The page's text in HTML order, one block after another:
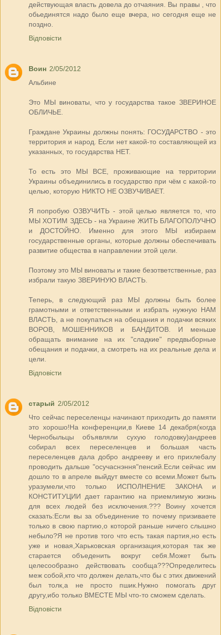
действующая власть довела до отчаяния. Вы правы , что
обьединятся надо было еще вчера, но сегодня еще не
поздно.
Відповісти
Воин 2/05/2012
Альбине
Это МЫ виноваты, что у государства такое ЗВЕРИНОЕ
ОБЛИЧЬЕ.
Граждане Украины должны понять: ГОСУДАРСТВО - это
территория и народ. Если нет какой-то составляющей из
указанных, то государства НЕТ.
То есть это МЫ ВСЕ, проживающие на территории
Украины объединились в государство при чём с какой-то
целью, которую НИКТО НЕ ОЗВУЧИВАЕТ.
Я попробую ОЗВУЧИТЬ - этой целью является то, что
МЫ ХОТИМ ЗДЕСЬ - на Украине ЖИТЬ БЛАГОПОЛУЧНО
и ДОСТОЙНО. Именно для этого МЫ избираем
государственные органы, которые должны обеспечивать
развитие общества в направлении этой цели.
Поэтому это МЫ виноваты и такие безответственные, раз
избрали такую ЗВЕРИНУЮ ВЛАСТЬ.
Теперь, в следующий раз МЫ должны быть более
грамотными и ответственными и избрать нужную НАМ
ВЛАСТЬ, а не покупаться на обещания и подачки всяких
ВОРОВ, МОШЕННИКОВ и БАНДИТОВ. И меньше
обращать внимание на их "сладкие" предвыборные
обещания и подачки, а смотреть на их реальные дела и
цели.
Відповісти
старый 2/05/2012
Что сейчас переселенцы начинают приходить до памяти
это хорошо!На конференции,в Киеве 14 декабря(когда
Чернобыльцы объявляли сухую голодовку)андреев
собирал всех переселенцев и большая часть
переселенцев дала добро андрееву и его прихлебалу
проводить дальше "осучаснэння"пенсий.Если сейчас им
дошло то в апреле выйдут вместе со всеми.Может быть
уразумели,что только ИСПОЛНЕНИЕ ЗАКОНА и
КОНСТИТУЦИИ дает гарантию на приемлимую жизнь
для всех людей без исключения.??? Воину хочется
сказать:Если вы за объединение то почему призиваете
только в свою партию,о которой раньше ничего слышно
небыло?Я не против того что есть такая партия,но есть
уже и новая,Харьковская организация,которая так же
старается объеденить вокруг себя.Может быть
целесообразно действовать сообща???Определитесь
меж собой,кто что должен делать,что бы с этих движений
был толк,а не просто пшик.Нужно помогать друг
другу,ибо только ВМЕСТЕ МЫ что-то сможем сделать.
Відповісти